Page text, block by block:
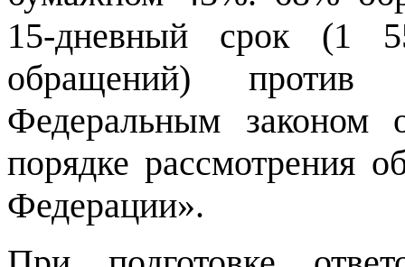
15-дневный срок (1
обращений) против
Федеральным
порядке рассмотрения
Федерации».